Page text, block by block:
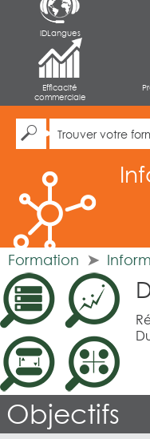
IDLangues
Efficacité
commerciale
Formation
Objectifs